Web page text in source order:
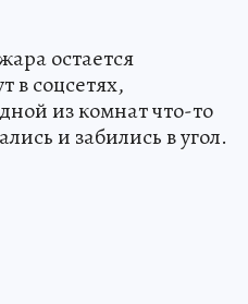
остается
в соцсетях,
из комнат что-то
и забились в угол.